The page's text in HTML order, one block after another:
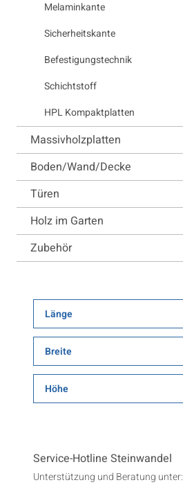
Melaminkante
Sicherheitskante
Befestigungstechnik
Schichtstoff
HPL Kompaktplatten
Massivholzplatten
Boden/Wand/Decke
Türen
Holz im Garten
Zubehör
Länge
Breite
Höhe
Service-Hotline Steinwandel
Unterstützung und Beratung unter: